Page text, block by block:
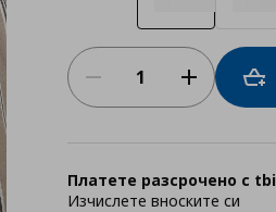
Платете разсрочено с tbi
Изчислете вноските си